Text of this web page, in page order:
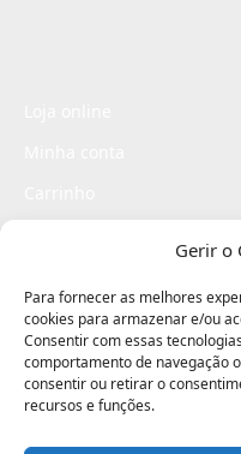
Gerir o
Para fornecer as melhores
cookies para armazenar e/ou
Consentir com essas
comportamento de navegação
consentir ou retirar o
recursos e funções.